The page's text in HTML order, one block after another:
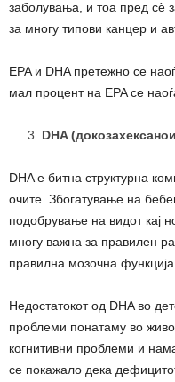
заболувања, и тоа пред сè
за многу типови канцер и
EPA и DHA претежно се
мал процент на EPA се
DHA
DHA е битна структурна
очите. Збогатување на
подобрување на видот кај
многу важна за правилен
правилна мозочна функција
Недостатокот од DHA во
проблеми понатаму во
когнитивни проблеми и
се покажало дека